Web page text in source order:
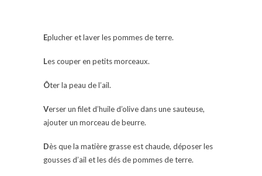
Eplucher et laver les pommes de terre.
Les couper en petits morceaux.
Ôter la peau de l’ail.
Verser un filet d’huile d’olive dans une sauteuse,
ajouter un morceau de beurre.
Dès que la matière grasse est chaude, déposer les
gousses d’ail et les dés de pommes de terre.